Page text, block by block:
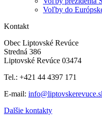
Voľby do
Kontakt
Obec Liptovské Revúce
Stredná 386
Liptovské Revúce 03474
Tel.: +421 44 4397 171
E-mail:
Dalšie kontakty